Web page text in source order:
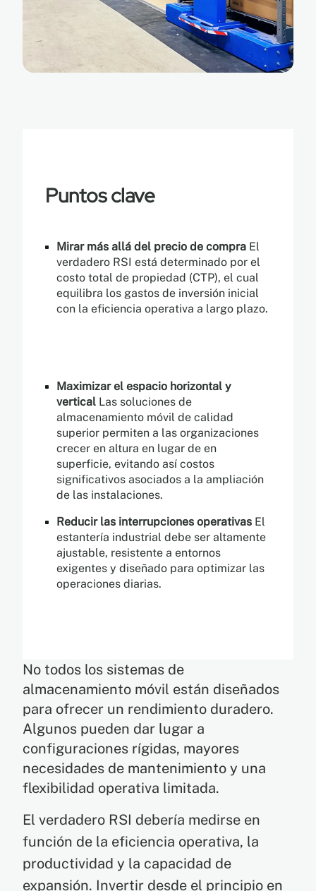
Puntos clave
Mirar más allá del precio de compra El
verdadero RSI está determinado por el
costo total de propiedad (CTP), el cual
equilibra los gastos de inversión inicial
con la eficiencia operativa a largo plazo.
Maximizar el espacio horizontal y
vertical Las soluciones de
almacenamiento móvil de calidad
superior permiten a las organizaciones
crecer en altura en lugar de en
superficie, evitando así costos
significativos asociados a la ampliación
de las instalaciones.
Reducir las interrupciones operativas El
estantería industrial debe ser altamente
ajustable, resistente a entornos
exigentes y diseñado para optimizar las
operaciones diarias.
No todos los sistemas de
almacenamiento móvil están diseñados
para ofrecer un rendimiento duradero.
Algunos pueden dar lugar a
configuraciones rígidas, mayores
necesidades de mantenimiento y una
flexibilidad operativa limitada.
El verdadero RSI debería medirse en
función de la eficiencia operativa, la
productividad y la capacidad de
expansión. Invertir desde el principio en